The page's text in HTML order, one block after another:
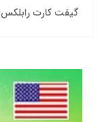
گیفت کارت رابلکس